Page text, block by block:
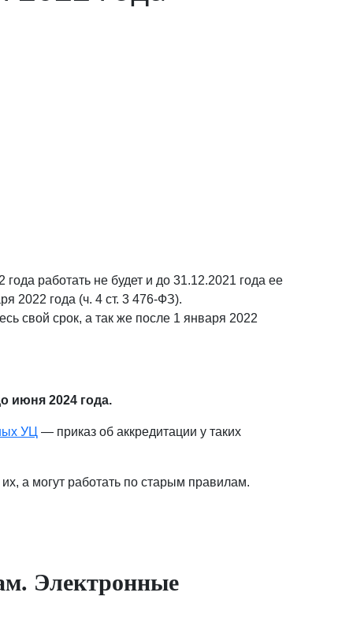
работать не будет и до 31.12.2021 года ее
2022 года (ч. 4 ст. 3 476-ФЗ).
свой срок, а так же после 1 января 2022
июня 2024 года.
УЦ — приказ об аккредитации у таких
а могут работать по старым правилам.
Электронные